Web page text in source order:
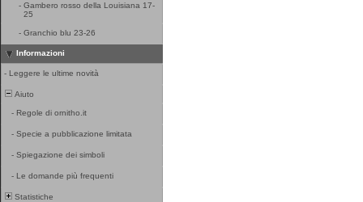
- Gambero rosso della Louisiana 17-
25
- Granchio blu 23-26
Informazioni
- Leggere le ultime novità
Aiuto
- Regole di ornitho.it
- Specie a pubblicazione limitata
- Spiegazione dei simboli
- Le domande più frequenti
Statistiche